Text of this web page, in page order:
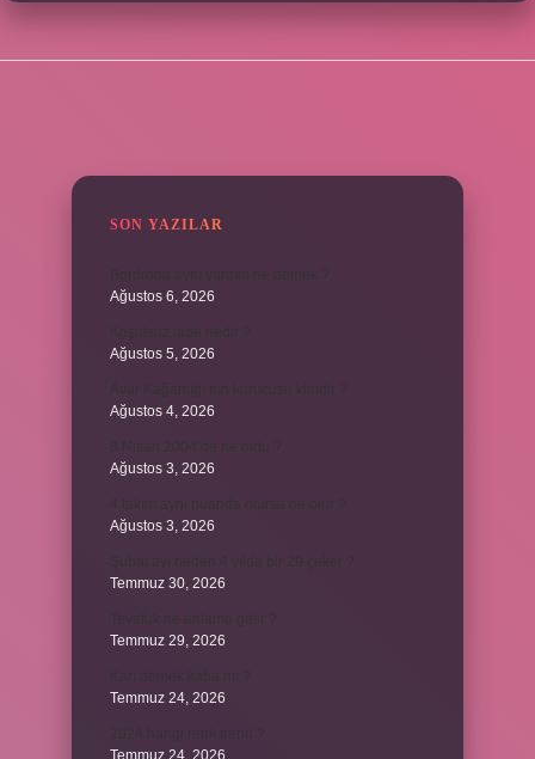
SON YAZILAR
Ağustos 6, 2026
Ağustos 5, 2026
Ağustos 4, 2026
Ağustos 3, 2026
Ağustos 3, 2026
Temmuz 30, 2026
Temmuz 29, 2026
Temmuz 24, 2026
Temmuz 24, 2026